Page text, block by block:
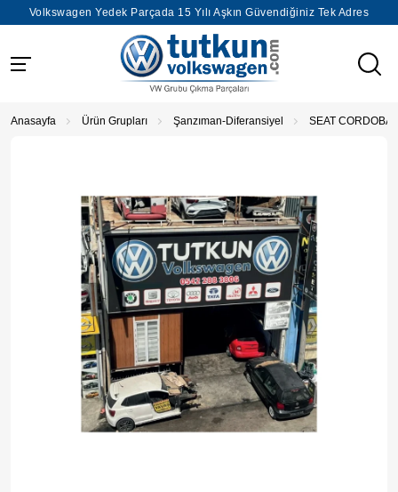
Volkswagen Yedek Parçada 15 Yılı Aşkın Güvendiğiniz Tek Adres
Anasayfa Ürün Grupları Şanzıman-Diferansiyel SEAT CORDOBA